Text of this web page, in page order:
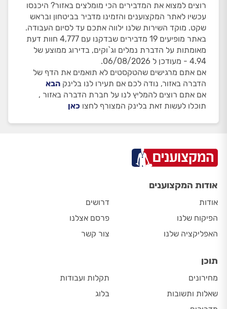
רוצים למצוא את המדבירים הכי מומלצים באזור? היכנסו
עכשיו לאתר המקצוענים והזמינו מדביר בביטחון ובראש
שקט. מוקד השירות שלנו ילווה אתכם עד לסיום העבודה.
באתר מופיעים 19 מדבירים שבדקנו עם 4,777 חוות דעת
מאומתות על הדברת נמלים וג`וקים, בדירוג ממוצע של
4.94 - מעודכן ל 06/08/2026.
אם אתם מרגישים שהטקסטים לא תואמים את הדף של
הדברה באזור, נודה לכם אם תעירו לנו בלינק הבא
אם אתם רוצים להמליץ לנו על חברת הדברה באזור ,
תוכלו לעשות זאת בלינק המצורף לחצו כאן
אודות המקצוענים
אודות
הפיקוח שלנו
האפליקציה שלנו
דרושים
פרסם אצלנו
צור קשר
תוכן
מחירונים
שאלות ותשובות
תקלות ועבודות
בלוג